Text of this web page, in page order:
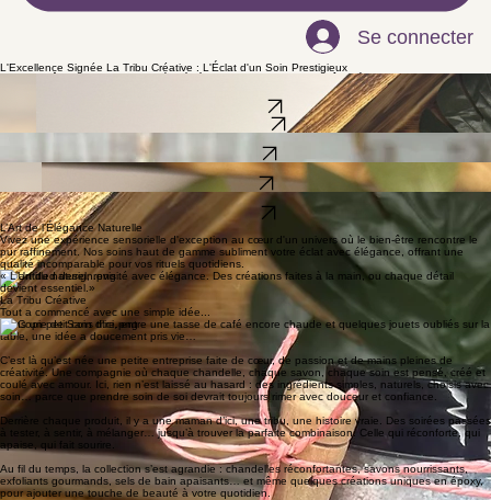
Se connecter
L'Excellence Signée La Tribu Créative : L'Éclat d'un Soin Prestigieux
NOUS PRÔNONS UN RETOUR À L'ÉLÉGANCE NATURELLE GRÂCE À NOTRE GAMME
Soins Corporels
Explorer
Sels de Bain
Parcourir
L’Art de l’Élégance Naturelle
Vivez une expérience sensorielle d'exception au cœur d'un univers où le bien-être rencontre le
pur raffinement. Nos soins haut de gamme subliment votre éclat avec élégance, offrant une
qualité incomparable pour vos rituels quotidiens.
« L'art du naturel, revisité avec élégance. Des créations faites à la main, ou chaque détail
devient essentiel.»
La Tribu Créative
Tout a commencé avec une simple idée...
Dans un petit coin d’ici, entre une tasse de café encore chaude et quelques jouets oubliés sur la
table, une idée a doucement pris vie…
C’est là qu’est née une petite entreprise faite de cœur, de passion et de mains pleines de
créativité. Une compagnie où chaque chandelle, chaque savon, chaque soin est pensé, créé et
coulé avec amour. Ici, rien n’est laissé au hasard : des ingrédients simples, naturels, choisis avec
soin… parce que prendre soin de soi devrait toujours rimer avec douceur et confiance.
Derrière chaque produit, il y a une maman d’ici, une tribu, une histoire vraie. Des soirées passées
à tester, à sentir, à mélanger… jusqu’à trouver la parfaite combinaison. Celle qui réconforte, qui
apaise, qui fait sourire.
Au fil du temps, la collection s’est agrandie : chandelles réconfortantes, savons nourrissants,
exfoliants gourmands, sels de bain apaisants… et même quelques créations uniques en époxy,
pour ajouter une touche de beauté à votre quotidien.